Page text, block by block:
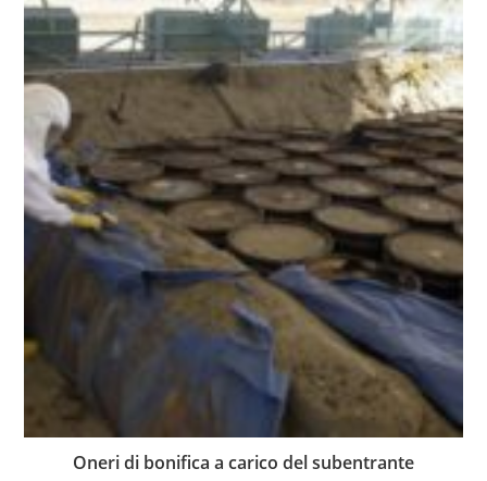
Oneri di bonifica a carico del subentrante